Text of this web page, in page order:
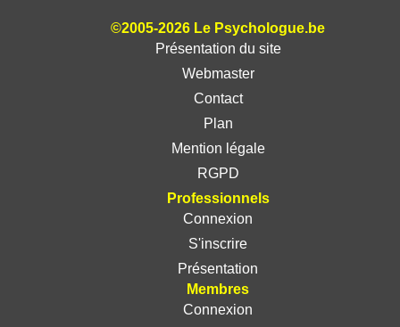
©2005-2026 Le Psychologue.be
Présentation du site
Webmaster
Contact
Plan
Mention légale
RGPD
Professionnels
Connexion
S'inscrire
Présentation
Membres
Connexion